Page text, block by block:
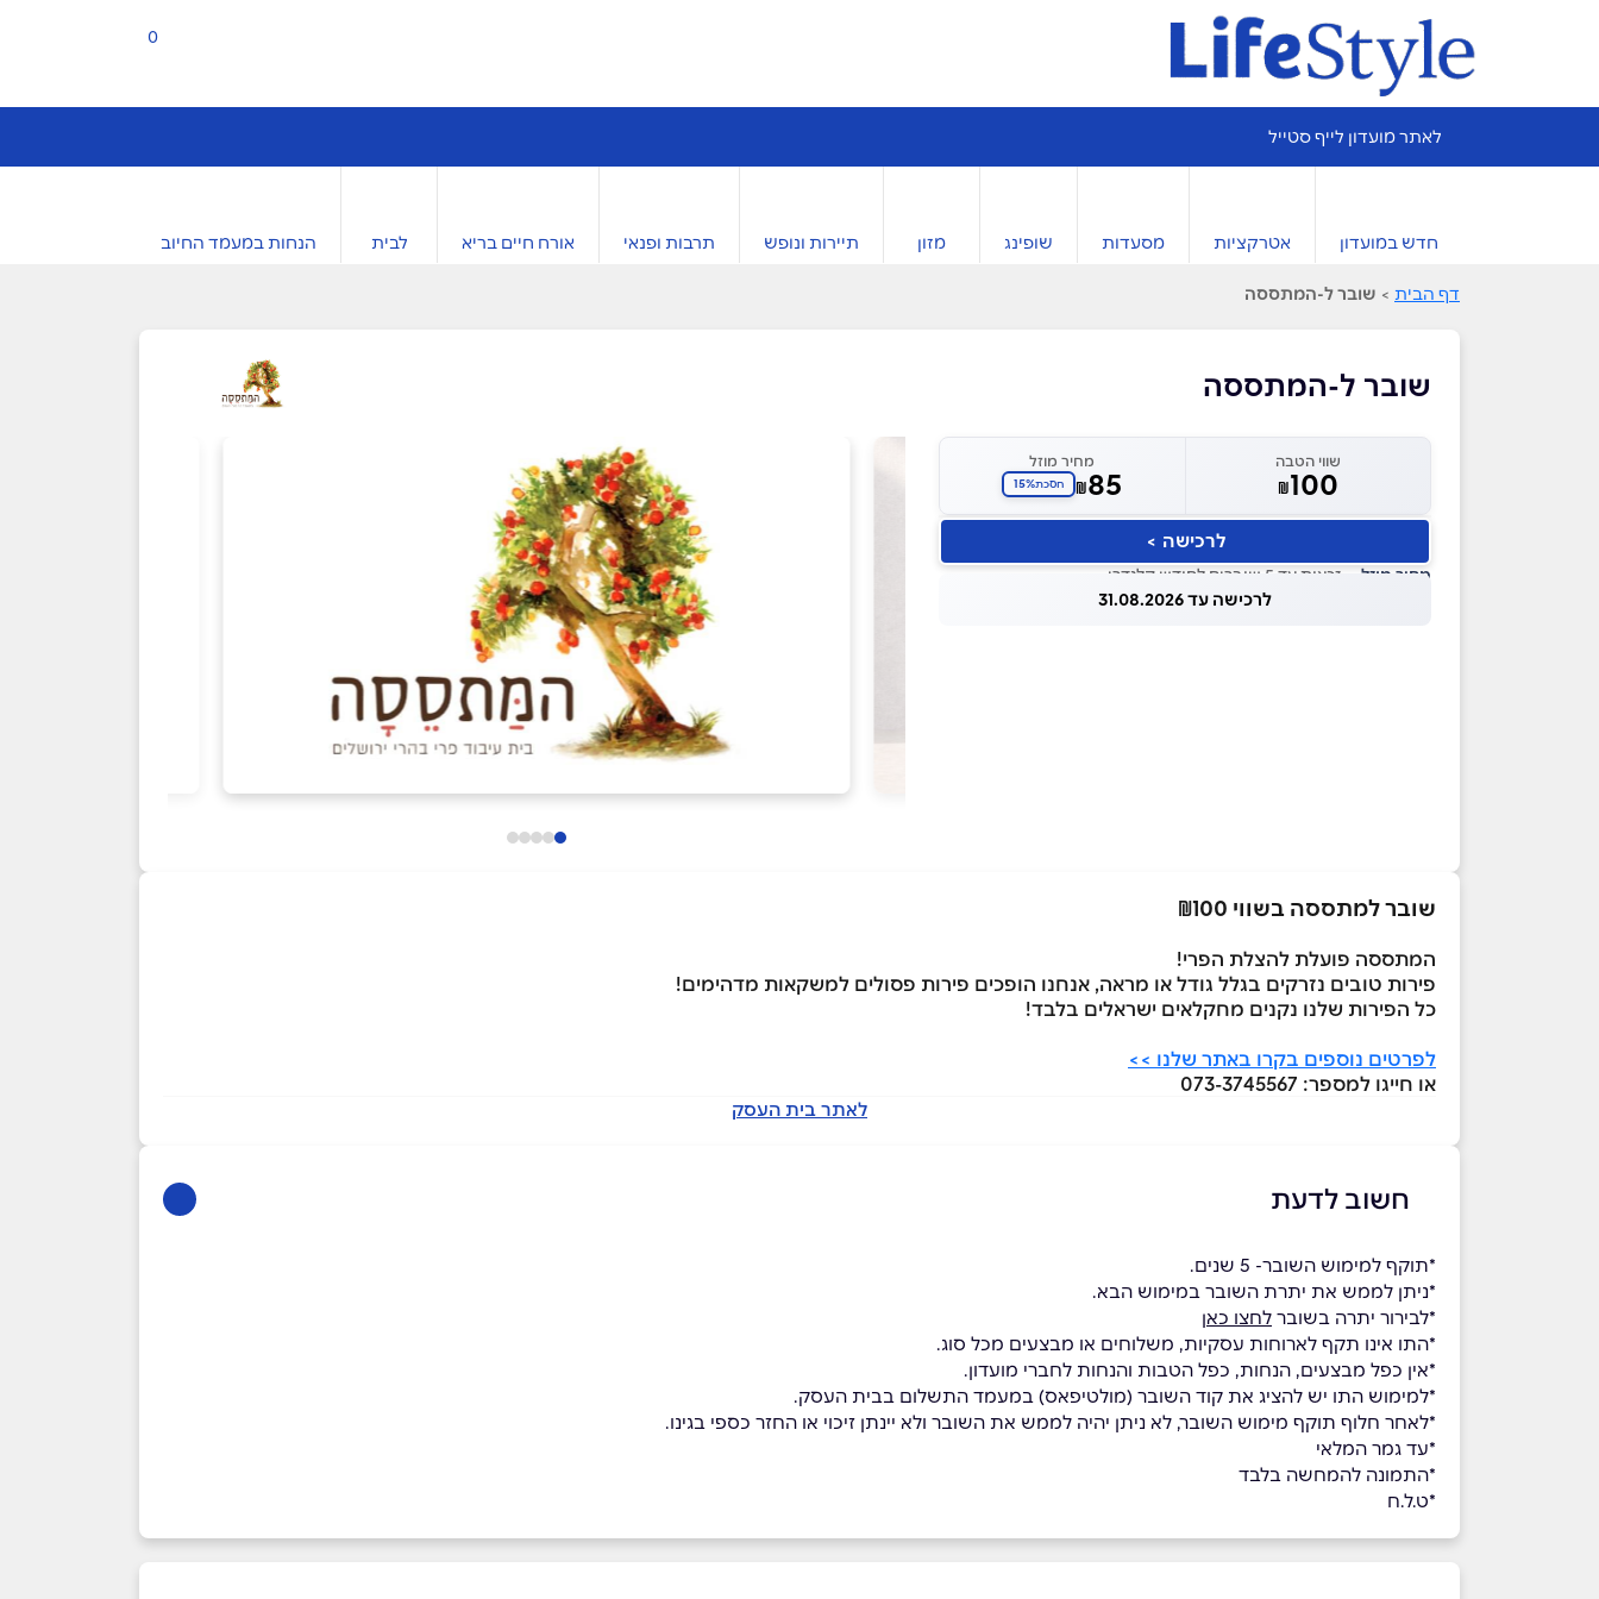
0
לאתר מועדון לייף סטייל
חדש במועדון אטרקציות מסעדות שופינג מזון תיירות ונופש תרבות ופנאי אורח חיים בריא לבית הנחות במעמד החיוב
דף הבית > שובר ל-המתססה
שובר ל-המתססה
שווי הטבה
₪100
מחיר מוזל
₪85 חסכת15%
לרכישה >
מחיר מוזל — זכאות עד 5 שוברים לחודש קלנדרי
לרכישה עד 31.08.2026
שובר למתססה בשווי ₪100
המתססה פועלת להצלת הפרי!
פירות טובים נזרקים בגלל גודל או מראה, אנחנו הופכים פירות פסולים למשקאות מדהימים!
כל הפירות שלנו נקנים מחקלאים ישראלים בלבד!
לפרטים נוספים בקרו באתר שלנו >>
או חייגו למספר: 073-3745567
לאתר בית העסק
חשוב לדעת
*תוקף למימוש השובר- 5 שנים.
*ניתן לממש את יתרת השובר במימוש הבא.
*לבירור יתרה בשובר לחצו כאן
*התו אינו תקף לארוחות עסקיות, משלוחים או מבצעים מכל סוג.
*אין כפל מבצעים, הנחות, כפל הטבות והנחות לחברי מועדון.
*למימוש התו יש להציג את קוד השובר (מולטיפאס) במעמד התשלום בבית העסק.
*לאחר חלוף תוקף מימוש השובר, לא ניתן יהיה לממש את השובר ולא יינתן זיכוי או החזר כספי בגינו.
*עד גמר המלאי
*התמונה להמחשה בלבד
*ט.ל.ח